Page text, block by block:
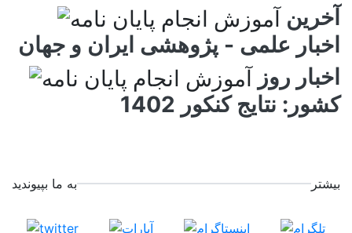
آخرین
اخبار علمی - پژوهشی ایران و جهان
اخبار روز
کشور: نتایج کنکور 1402
به ما بپیوندید بیشتر